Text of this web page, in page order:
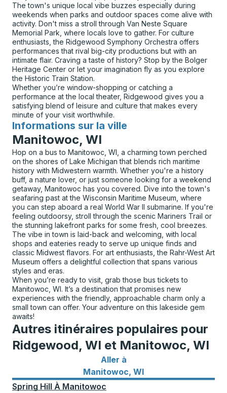
The town's unique local vibe buzzes especially during
weekends when parks and outdoor spaces come alive with
activity. Don't miss a stroll through Van Neste Square
Memorial Park, where locals love to gather. For culture
enthusiasts, the Ridgewood Symphony Orchestra offers
performances that rival big-city productions but with an
intimate flair. Craving a taste of history? Stop by the Bolger
Heritage Center or let your imagination fly as you explore
the Historic Train Station.
Whether you’re window-shopping or catching a
performance at the local theater, Ridgewood gives you a
satisfying blend of leisure and culture that makes every
minute of your visit worthwhile.
Informations sur la ville
pour
Manitowoc, WI
Hop on a bus to Manitowoc, WI, a charming town perched
on the shores of Lake Michigan that blends rich maritime
history with Midwestern warmth. Whether you're a history
buff, a nature lover, or just someone looking for a weekend
getaway, Manitowoc has you covered. Dive into the town's
seafaring past at the Wisconsin Maritime Museum, where
you can step aboard a real World War II submarine. If you're
feeling outdoorsy, stroll through the scenic Mariners Trail or
the stunning lakefront parks for some fresh, cool breezes.
The vibe in town is laid-back and welcoming, with local
shops and eateries ready to serve up unique finds and
classic Midwest flavors. For art enthusiasts, the Rahr-West Art
Museum offers a delightful collection that spans various
styles and eras.
When you’re ready to visit, grab those bus tickets to
Manitowoc, WI. It’s a destination that promises new
experiences with the friendly, approachable charm only a
small town can offer. Your adventure on this lakeside gem
awaits!
Autres itinéraires populaires pour
Ridgewood, WI et Manitowoc, WI
Aller à
Manitowoc, WI
Itinéraires de bus vers Manitowoc, WI
Spring Hill À Manitowoc